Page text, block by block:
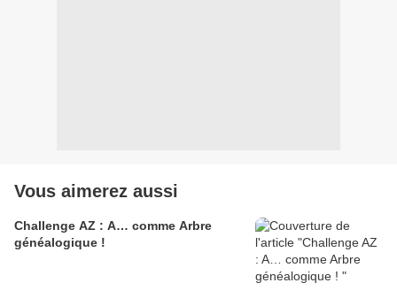
Vous aimerez aussi
Challenge AZ : A… comme Arbre
généalogique !